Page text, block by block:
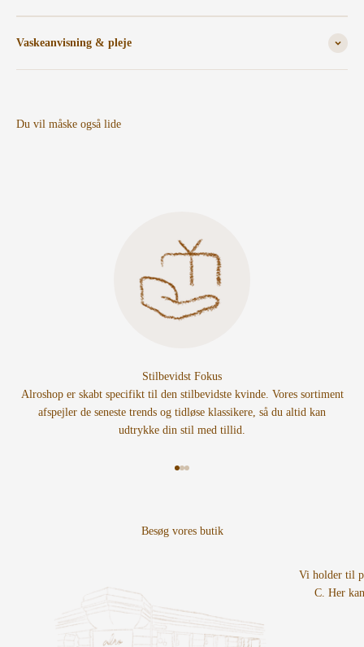
Vaskeanvisning & pleje
Stilbevidst Fokus
Alroshop er skabt specifikt til den stilbevidste kvinde. Vores sortiment
afspejler de seneste trends og tidløse klassikere, så du altid kan
udtrykke din stil med tillid.
Vi holder til
C. Her